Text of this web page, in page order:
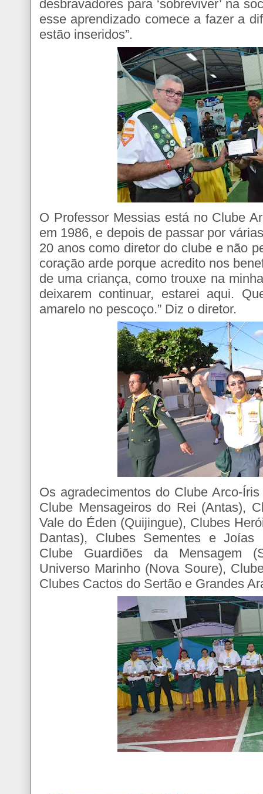
desbravadores para ‘sobreviver’ na
esse aprendizado comece a fazer a
estão inseridos”.
O Professor Messias está no Clube
em 1986, e depois de passar por
20 anos como diretor do clube e não
coração arde porque acredito nos
de uma criança, como trouxe na
deixarem continuar, estarei aqui.
amarelo no pescoço.” Diz o diretor.
Os agradecimentos do Clube Arco-
Clube Mensageiros do Rei (Antas),
Vale do Éden (Quijingue), Clubes
Dantas), Clubes Sementes e Joías
Clube Guardiões da Mensagem
Universo Marinho (Nova Soure),
Clubes Cactos do Sertão e Grandes